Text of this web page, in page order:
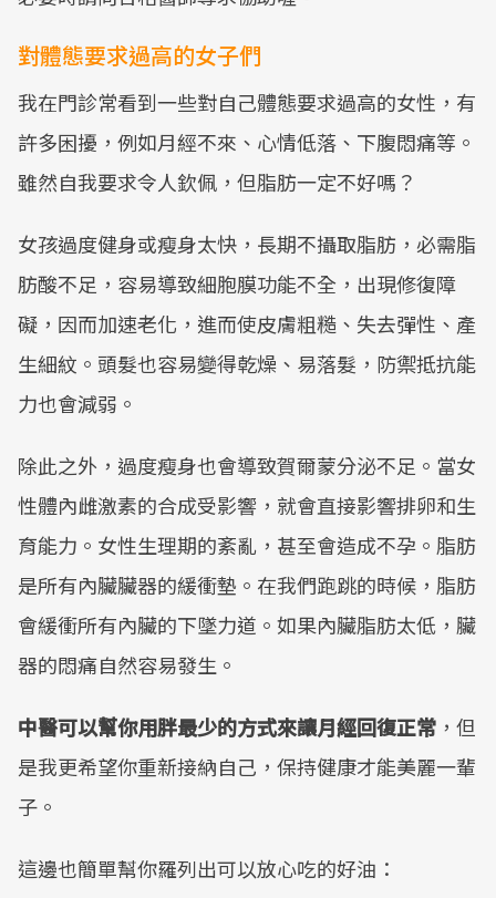
對體態要求過高的女子們
我在門診常看到一些對自己體態要求過高的女性，有
許多困擾，例如月經不來、心情低落、下腹悶痛等。
雖然自我要求令人欽佩，但脂肪一定不好嗎？
女孩過度健身或瘦身太快，長期不攝取脂肪，必需脂
肪酸不足，容易導致細胞膜功能不全，出現修復障
礙，因而加速老化，進而使皮膚粗糙、失去彈性、產
生細紋。頭髮也容易變得乾燥、易落髮，防禦抵抗能
力也會減弱。
除此之外，過度瘦身也會導致賀爾蒙分泌不足。當女
性體內雌激素的合成受影響，就會直接影響排卵和生
育能力。女性生理期的紊亂，甚至會造成不孕。脂肪
是所有內臟臟器的緩衝墊。在我們跑跳的時候，脂肪
會緩衝所有內臟的下墜力道。如果內臟脂肪太低，臟
器的悶痛自然容易發生。
中醫可以幫你用胖最少的方式來讓月經回復正常 ，但
是我更希望你重新接納自己，保持健康才能美麗一輩
子。
這邊也簡單幫你羅列出可以放心吃的好油：